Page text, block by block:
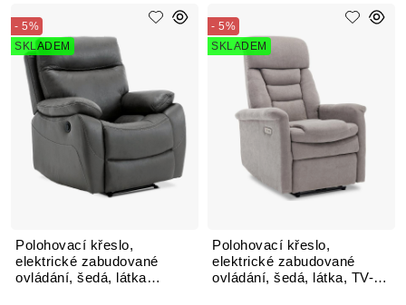
Polohovací křeslo,
elektrické zabudované
ovládání, šedá, látka
- 5%
SKLADEM
Polohovací křeslo,
elektrické zabudované
ovládání, šedá, látka, TV-
- 5%
SKLADEM